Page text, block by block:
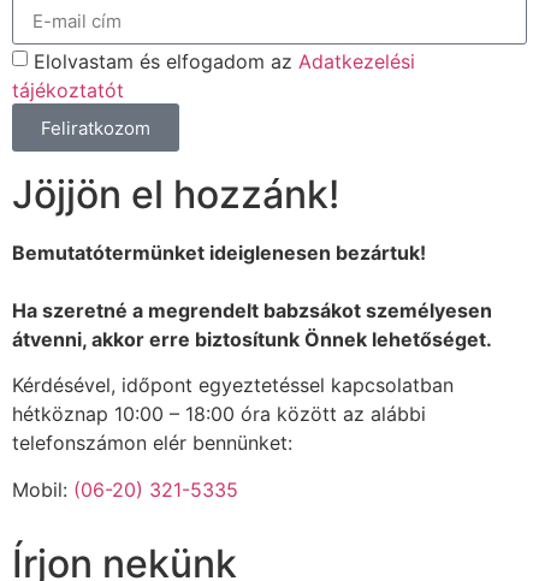
Elolvastam és elfogadom az Adatkezelési
tájékoztatót
Feliratkozom
Jöjjön el hozzánk!
Bemutatótermünket ideiglenesen bezártuk!
Ha szeretné a megrendelt babzsákot személyesen
átvenni, akkor erre biztosítunk Önnek lehetőséget.
Kérdésével, időpont egyeztetéssel kapcsolatban
hétköznap 10:00 – 18:00 óra között az alábbi
telefonszámon elér bennünket:
Mobil: (06-20) 321-5335
Írjon nekünk